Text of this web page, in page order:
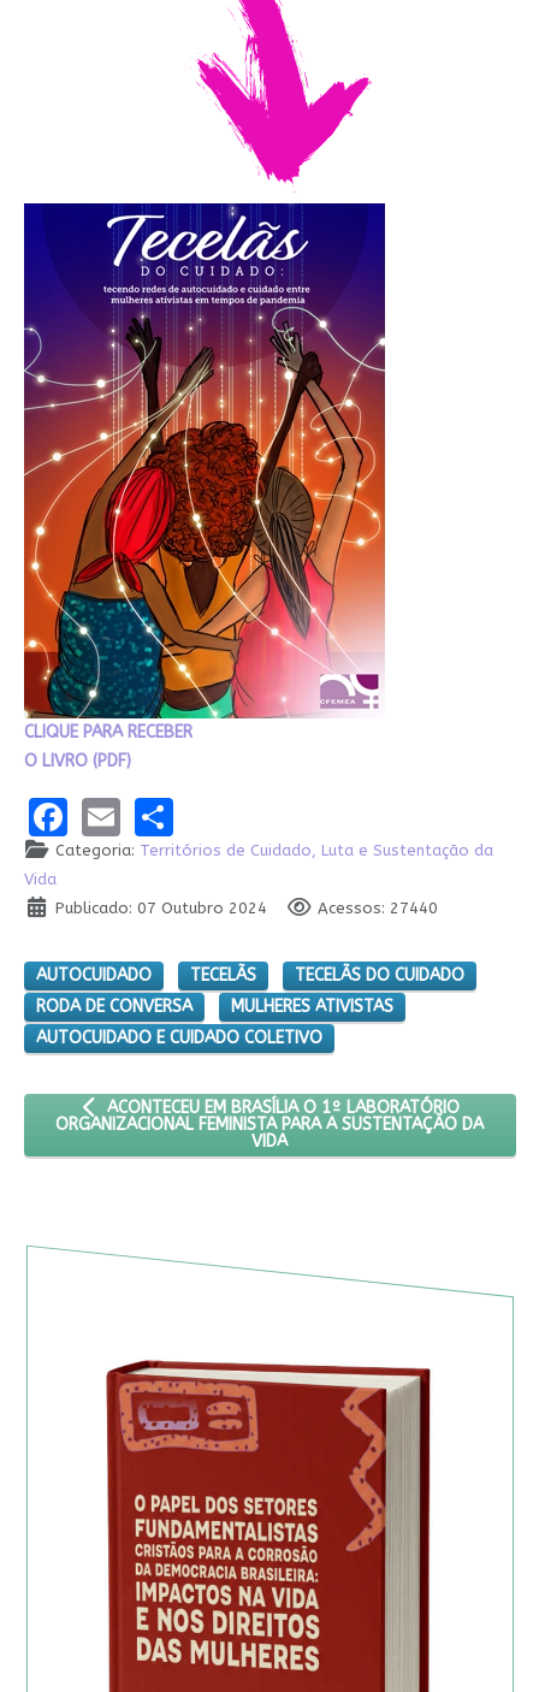
CLIQUE PARA RECEBER
O LIVRO (PDF)
Facebook
EmailShare
Categoria: Territórios de Cuidado, Luta e Sustentação da
Vida
Publicado: 07 Outubro 2024
Acessos: 27440
AUTOCUIDADO TECELÃS
TECELÃS DO CUIDADO
RODA DE CONVERSA
MULHERES ATIVISTAS
AUTOCUIDADO E CUIDADO COLETIVO
ARTIGO ANTERIOR: ACONTECEU EM BRASÍLIA O 1º
ACONTECEU EM BRASÍLIA O 1º LABORATÓRIO
ORGANIZACIONAL FEMINISTA PARA A SUSTENTAÇÃO DA
VIDA